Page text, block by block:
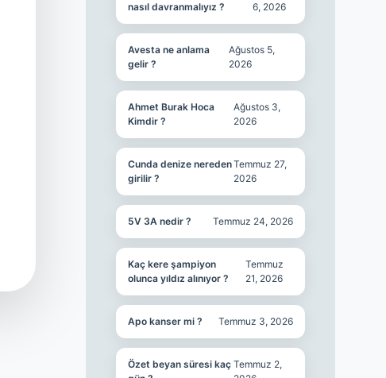
nasıl davranmalıyız ?
6, 2026
Avesta ne anlama
gelir ?
Ağustos 5,
2026
Ahmet Burak Hoca
Kimdir ?
Ağustos 3,
2026
Cunda denize nereden
girilir ?
Temmuz 27,
2026
5V 3A nedir ? Temmuz 24, 2026
Kaç kere şampiyon
olunca yıldız alınıyor ?
Temmuz
21, 2026
Apo kanser mi ? Temmuz 3, 2026
Özet beyan süresi kaç Temmuz 2,